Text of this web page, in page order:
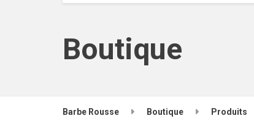
Boutique
Barbe Rousse Boutique Produits